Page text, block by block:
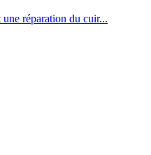
réparation du cuir...